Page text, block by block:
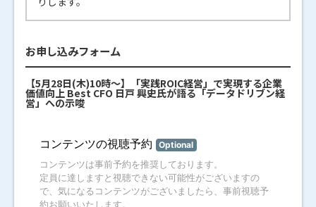
お申し込みフォーム
【5月28日(木)10時～】「実践ROIC経営」で実現する企業
価値向上 Best CFO 日戸 興史氏が語る「データドリブン経
営」への示唆